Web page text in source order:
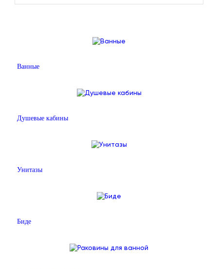
Ванные
Душевые кабины
Унитазы
Биде